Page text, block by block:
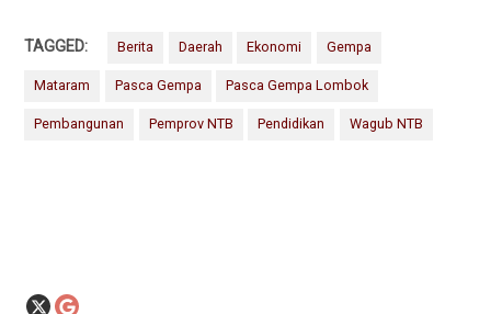
TAGGED: Berita Daerah Ekonomi Gempa
Mataram Pasca Gempa Pasca Gempa Lombok
Pembangunan Pemprov NTB Pendidikan Wagub NTB